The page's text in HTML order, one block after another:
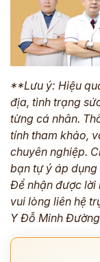
**Lưu ý: Hiệu
địa, tình trạng
từng cá nhân.
tính tham khảo,
chuyên nghiệp.
bạn tự ý áp
Để nhận được lời
vui lòng liên hệ
Y Đỗ Minh